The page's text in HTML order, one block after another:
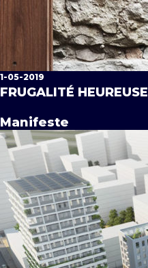
1-05-2019
FRUGALITÉ HEUREUSE
Manifeste